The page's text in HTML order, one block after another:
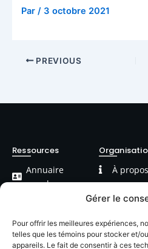
Gérer le
Pour offrir les meilleures expériences,
telles que les témoins pour stocker et/
appareils. Le fait de consentir à ces
Par / 3 octobre 2021
PREVIOUS
Ressources
Annuaire
membres
membre
Blog / Articles
À propos
FAQ